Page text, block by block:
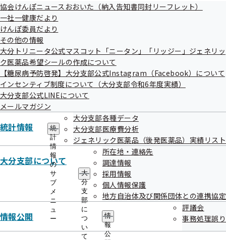
ュ
協会けんぽニュースおおいた（納入告知書同封リーフレット）
一社一健康だより
けんぽ委員だより
その他の情報
大分トリニータ公式マスコット「ニータン」「リッジー」ジェネリッ
ク医薬品希望シールの作成について
【糖尿病予防啓発】大分支部公式Instagram（Facebook）について
インセンティブ制度について（大分支部令和6年度実績）
大分支部公式LINEについて
メールマガジン
統計情報
統
計
情
報
の
サ
ブ
メ
ニ
ュ
ー
大分支部各種データ
大分支部医療費分析
ジェネリック医薬品（後発医薬品）実績リスト
大分支部について
大
分
支
部
に
つ
い
て
所在地・連絡先
調達情報
採用情報
個人情報保護
地方自治体及び関係団体との連携協定
情報公開
情
報
公
評議会
事務処理誤り
協会けんぽTOP
連絡先・アクセス
本部所在地 都道府県支部所在地
ご案内
給付と手続き